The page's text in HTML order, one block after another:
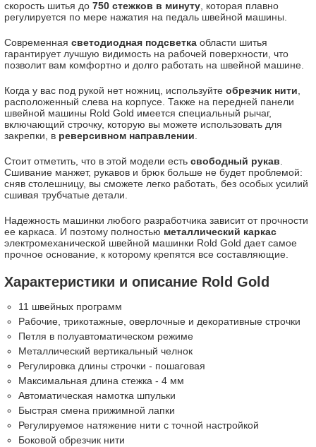
скорость шитья до 750 стежков в минуту , которая плавно
регулируется по мере нажатия на педаль швейной машины.
Современная светодиодная подсветка области шитья
гарантирует лучшую видимость на рабочей поверхности, что
позволит вам комфортно и долго работать на швейной машине.
Когда у вас под рукой нет ножниц, используйте обрезчик нити
расположенный слева на корпусе. Также на передней панели
швейной машины Rold Gold имеется специальный рычаг,
включающий строчку, которую вы можете использовать для
закрепки, в реверсивном направлении
Стоит отметить, что в этой модели есть свободный рукав
Сшивание манжет, рукавов и брюк больше не будет проблемой:
сняв столешницу, вы сможете легко работать, без особых усилий
сшивая трубчатые детали.
Надежность машинки любого разработчика зависит от прочности
ее каркаса. И поэтому полностью металлический каркас
электромеханической швейной машинки Rold Gold дает самое
прочное основание, к которому крепятся все составляющие.
Характеристики и описание Rold Gold
11 швейных программ
Рабочие, трикотажные, оверлочные и декоративные строчки
Петля в полуавтоматическом режиме
Металлический вертикальный челнок
Регулировка длины строчки - пошаговая
Максимальная длина стежка - 4 мм
Автоматическая намотка шпульки
Быстрая смена прижимной лапки
Регулируемое натяжение нити с точной настройкой
Боковой обрезчик нити